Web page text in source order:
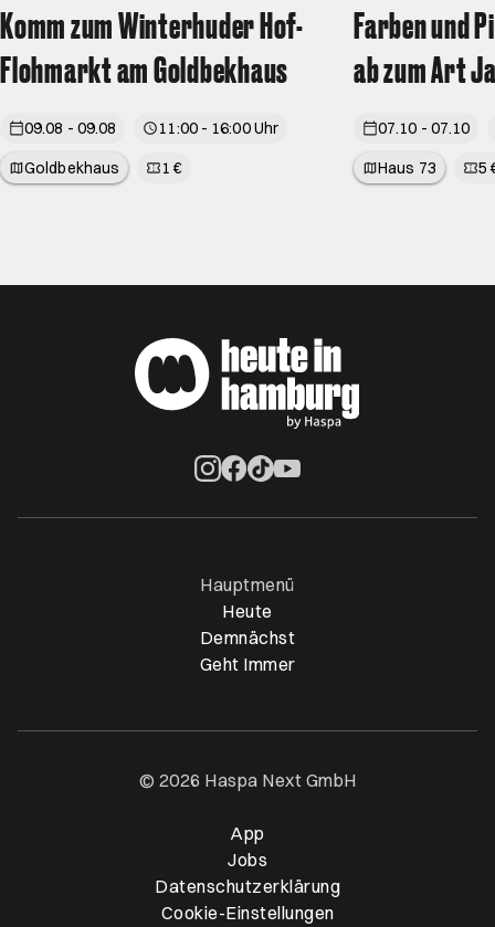
Komm zum Winterhuder Hof-
Flohmarkt am Goldbekhaus
09.08 - 09.08
11:00 - 16:00 Uhr
Goldbekhaus
1 €
Farben und
ab zum Art
07.10 - 07.10
Haus 73
5
Hauptmenü
Heute
Demnächst
Geht Immer
© 2026 Haspa Next GmbH
App
Jobs
Datenschutzerklärung
Cookie-Einstellungen